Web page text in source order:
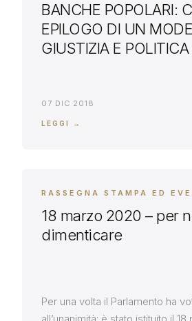
BANCHE POPOLARI:
EPILOGO DI UN
GIUSTIZIA E POLITICA
07 DIC 2018
LEGGI →
RASSEGNA STAMPA ED
18 marzo 2020 – per
dimenticare
Per una volta il Parlamento ha